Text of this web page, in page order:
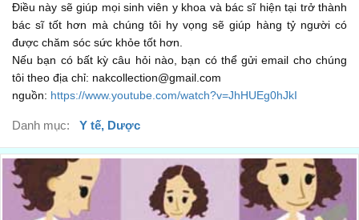
...
00:55
including: Allergic rhinitis which makes it easier for infection
to occur, exposure to
smoke or cigratte smoking, anatomical abnormailities which
...
01:04
The central event in sinusitis is blockage of the sinus
openings, or ostia as a result
Điều này sẽ giúp mọi sinh viên y khoa và bác sĩ hiện tại trở thành
bác sĩ tốt hơn mà chúng tôi hy vọng sẽ giúp hàng tỷ người có
được chăm sóc sức khỏe tốt hơn.
Nếu bạn có bất kỳ câu hỏi nào, bạn có thể gửi email cho chúng
tôi theo địa chỉ: nakcollection@gmail.com
nguồn: https://www.youtube.com/watch?v=JhHUEg0hJkI
Danh mục: Y tế, Dược